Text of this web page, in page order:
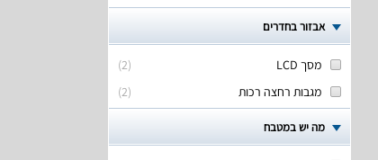
אבזור בחדרים
(
2
)
מסך LCD
(
2
) מגבות רחצה רכות
מה יש במטבח